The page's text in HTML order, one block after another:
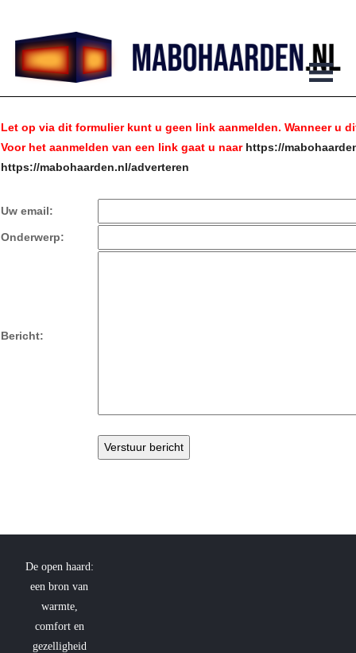
Let op via dit formulier kunt u geen link aanmelden. Wanneer u
Voor het aanmelden van een link gaat u naar https://
https://mabohaarden.nl/adverteren
Uw email:
Onderwerp:
Bericht:
De open haard:
een bron van
warmte,
comfort en
gezelligheid